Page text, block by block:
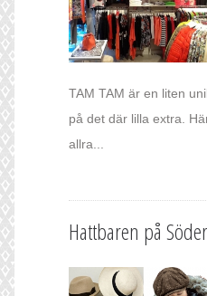
TAM TAM är en liten
på det där lilla extra.
allra...
Hattbaren på